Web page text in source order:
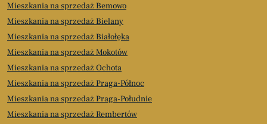
Mieszkania na sprzedaż Bemowo
Mieszkania na sprzedaż Bielany
Mieszkania na sprzedaż Białołęka
Mieszkania na sprzedaż Mokotów
Mieszkania na sprzedaż Ochota
Mieszkania na sprzedaż Praga-Północ
Mieszkania na sprzedaż Praga-Południe
Mieszkania na sprzedaż Rembertów